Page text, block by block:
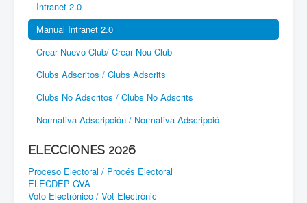
Intranet 2.0
Manual Intranet 2.0
Crear Nuevo Club/ Crear Nou Club
Clubs Adscritos / Clubs Adscrits
Clubs No Adscritos / Clubs No Adscrits
Normativa Adscripción / Normativa Adscripció
ELECCIONES 2026
Proceso Electoral / Procés Electoral
ELECDEP GVA
Voto Electrónico / Vot Electrònic